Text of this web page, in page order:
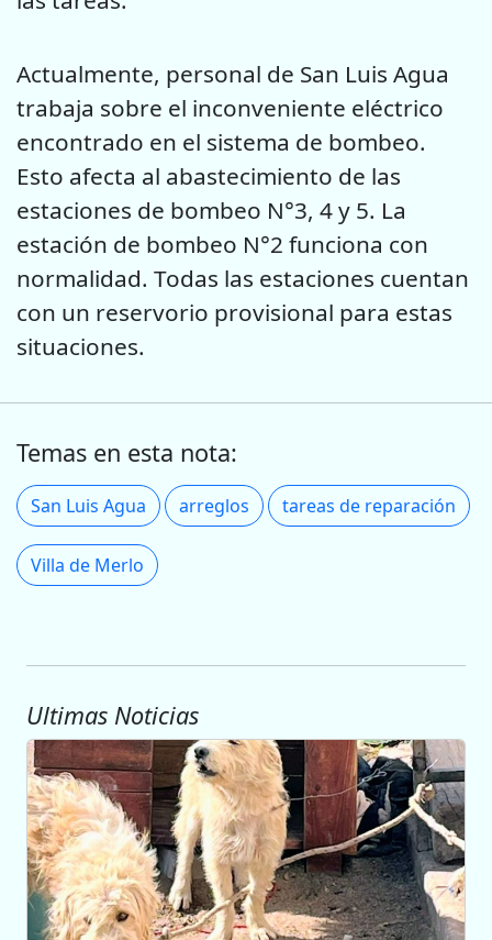
Actualmente, personal de San Luis Agua
trabaja sobre el inconveniente eléctrico
encontrado en el sistema de bombeo.
Esto afecta al abastecimiento de las
estaciones de bombeo N°3, 4 y 5. La
estación de bombeo N°2 funciona con
normalidad. Todas las estaciones cuentan
con un reservorio provisional para estas
situaciones.
Temas en esta nota:
San Luis Agua arreglos tareas de reparación
Villa de Merlo
Ultimas Noticias